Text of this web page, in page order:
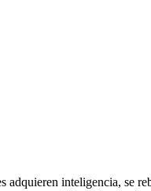
adquieren inteligencia, se